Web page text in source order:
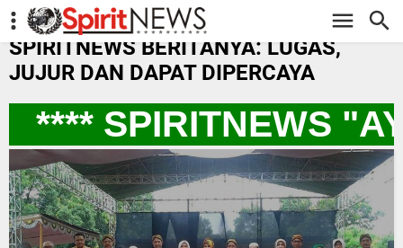
-->
SPIRITNEWS BERITANYA: LUGAS,
JUJUR DAN DAPAT DIPERCAYA
**** SPIRITNEWS